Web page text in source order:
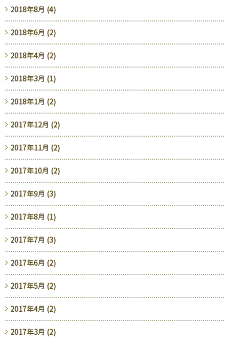
2018年8月 (4)
2018年6月 (2)
2018年4月 (2)
2018年3月 (1)
2018年1月 (2)
2017年12月 (2)
2017年11月 (2)
2017年10月 (2)
2017年9月 (3)
2017年8月 (1)
2017年7月 (3)
2017年6月 (2)
2017年5月 (2)
2017年4月 (2)
2017年3月 (2)